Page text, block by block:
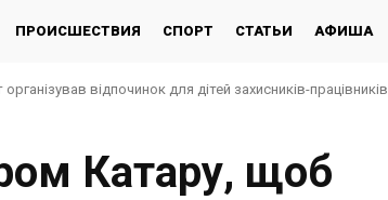
ПРОИСШЕСТВИЯ СПОРТ СТАТЬИ АФИША
відпочинок для дітей захисників-працівників
Катару, щоб